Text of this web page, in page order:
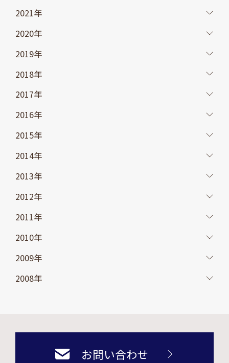
2021年
2020年
2019年
2018年
2017年
2016年
2015年
2014年
2013年
2012年
2011年
2010年
2009年
2008年
お問い合わせ